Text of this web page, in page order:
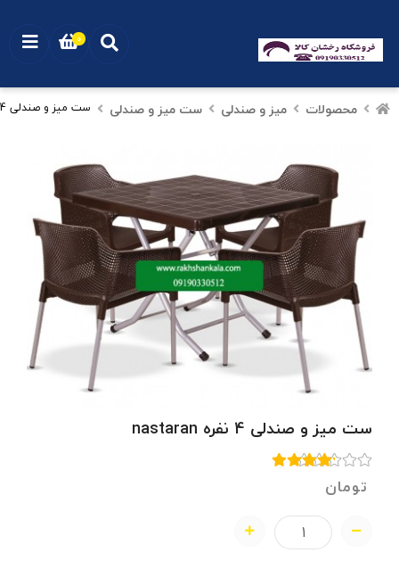
محصولات میز و صندلی ست میز و صندلی ست میز و صندلی 4 نفره nastaran
ست میز و صندلی 4 نفره nastaran
تومان
0